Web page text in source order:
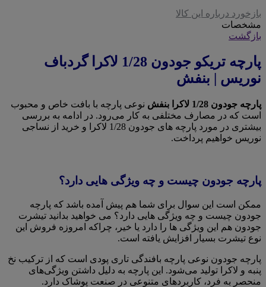
بازخورد درباره این کالا
مشخصات
بازگشت
پارچه تریکو جودون 1/28 لاکرا گردباف
نوریس | بنفش
پارچه جودون 1/28 لاکرا بنفش
نوعی پارچه با بافت خاص و محبوب
است که در مصارف مختلفی به کار می‌رود. در ادامه به بررسی
بیشتری در مورد پارچه های جودون 1/28 لاکرا و خرید از نساجی
نوریس خواهیم پرداخت.
پارچه جودون چیست و چه ویژگی هایی دارد؟
ممکن است این سوال برای شما هم پیش آمده باشد که پارچه
جودون چیست و چه ویژگی هایی دارد؟ می خواهید بدانید تیشرت
جودون هم این ویژگی ها را دارد یا خیر، چراکه امروزه فروش این
نوع تیشرت بسیار افزایش یافته است.
پارچه جودون نوعی پارچه بافندگی تاری پودی است که از ترکیب نخ
پنبه و لاکرا تولید می‌شود. این پارچه به دلیل داشتن ویژگی‌های
منحصر به فرد، کاربردهای متنوعی در صنعت پوشاک دارد.